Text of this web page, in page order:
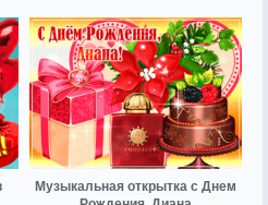
Музыкальная открытка с Днем